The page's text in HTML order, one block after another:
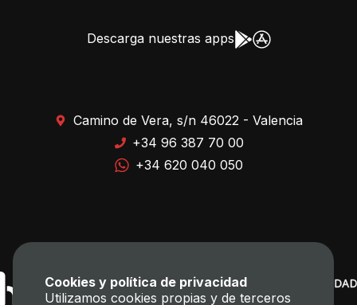
Descarga nuestras apps
Camino de Vera, s/n 46022 - Valencia
+34 96 387 70 00
+34 620 040 050
Cookies y política de privacidad
Utilizamos cookies propias y de terceros